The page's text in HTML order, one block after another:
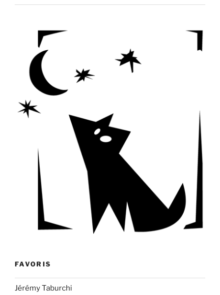
FAVORIS
Jérémy Taburchi